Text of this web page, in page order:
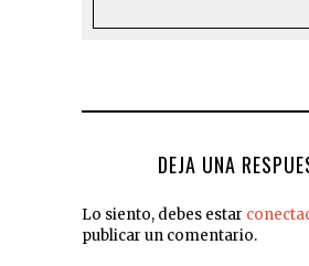
DEJA UNA
Lo siento, debes estar
publicar un comentario.